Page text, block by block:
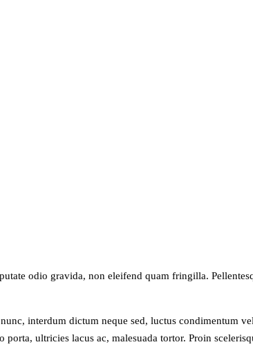
odio gravida, non eleifend quam fringilla.
interdum dictum neque sed, luctus condimentum
ultricies lacus ac, malesuada tortor. Proin